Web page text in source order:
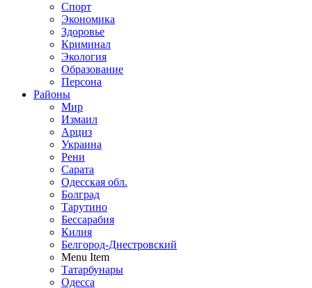
Спорт
Экономика
Здоровье
Криминал
Экология
Образование
Персона
Районы
Мир
Измаил
Арциз
Украина
Рени
Сарата
Одесская обл.
Болград
Тарутино
Бессарабия
Килия
Белгород-Днестровский
Menu Item
Татарбунары
Одесса